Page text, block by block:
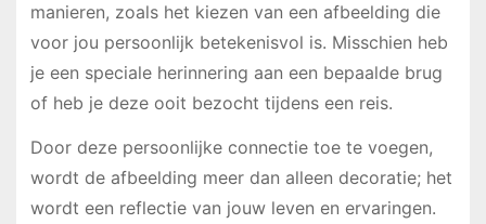
manieren, zoals het kiezen van een afbeelding die
voor jou persoonlijk betekenisvol is. Misschien heb
je een speciale herinnering aan een bepaalde brug
of heb je deze ooit bezocht tijdens een reis.
Door deze persoonlijke connectie toe te voegen,
wordt de afbeelding meer dan alleen decoratie; het
wordt een reflectie van jouw leven en ervaringen.